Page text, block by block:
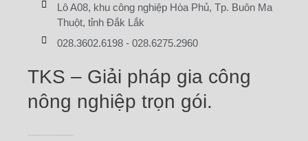
Lô A08, khu công nghiệp Hòa Phủ, Tp. Buôn Ma
Thuột, tỉnh Đắk Lắk
028.3602.6198- 028.6275.2960
TKS – Giải pháp gia công
nông nghiệp trọn gói.